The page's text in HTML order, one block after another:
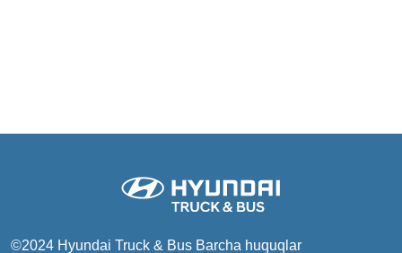
©2024 Hyundai Truck & Bus Barcha huquqlar